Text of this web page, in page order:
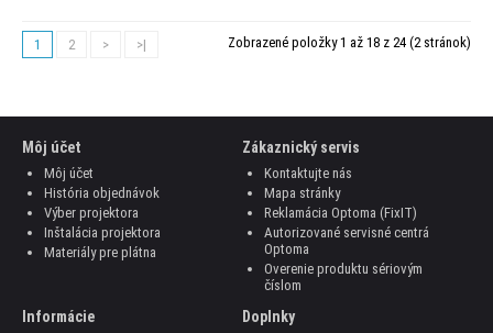
1 2 > >| Zobrazené položky 1 až 18 z 24 (2 stránok)
Môj účet
Môj účet
História objednávok
Výber projektora
Inštalácia projektora
Materiály pre plátna
Zákaznický servis
Kontaktujte nás
Mapa stránky
Reklamácia Optoma (FixIT)
Autorizované servisné centrá
Optoma
Overenie produktu sériovým
číslom
Informácie Doplnky